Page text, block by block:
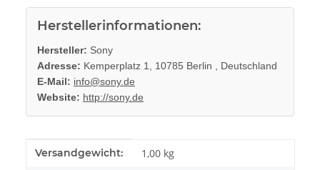
Herstellerinformationen:
Hersteller: Sony
Adresse: Kemperplatz 1, 10785 Berlin , Deutschland
E-Mail: info@sony.de
Website: http://sony.de
Produkteigenschaft
Wert
Versandgewicht: 1,00 kg